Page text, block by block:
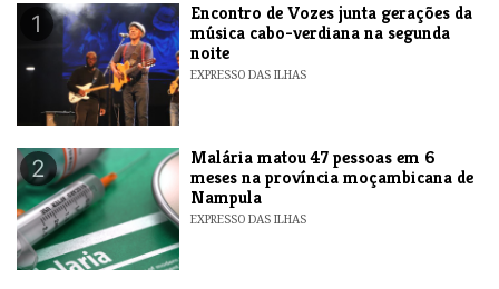
1
Encontro de Vozes junta gerações da
música cabo-verdiana na segunda
noite
EXPRESSO DAS ILHAS
2
​Malária matou 47 pessoas em 6
meses na província moçambicana de
Nampula
EXPRESSO DAS ILHAS